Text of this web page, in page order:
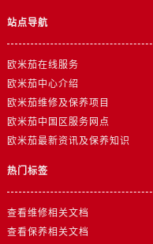
站点导航
欧米茄在线服务
欧米茄中心介绍
欧米茄维修及保养项目
欧米茄中国区服务网点
欧米茄最新资讯及保养知识
热门标签
查看维修相关文档
查看保养相关文档